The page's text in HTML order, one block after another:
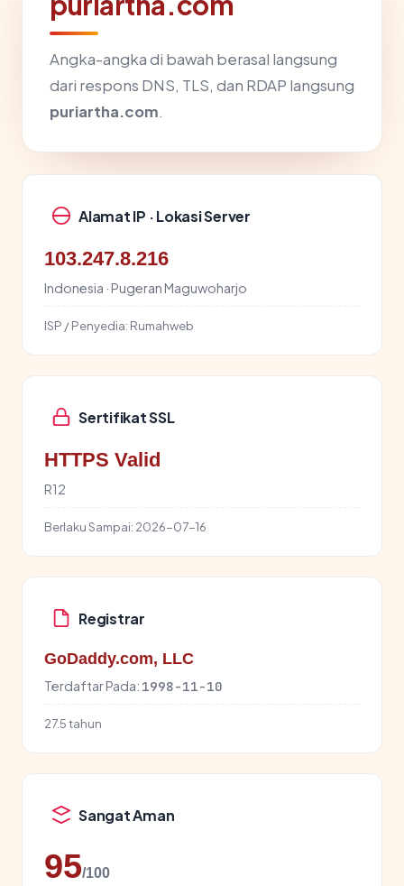
Angka-angka di bawah berasal langsung
dari respons DNS, TLS, dan RDAP langsung
puriartha.com.
Alamat IP · Lokasi Server
103.247.8.216
Indonesia · Pugeran Maguwoharjo
ISP / Penyedia: Rumahweb
Sertifikat SSL
HTTPS Valid
R12
Berlaku Sampai: 2026-07-16
Registrar
GoDaddy.com, LLC
Terdaftar Pada: 1998-11-10
27.5 tahun
Sangat Aman
95/100